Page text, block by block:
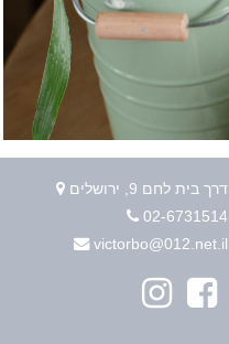
דרך בית לחם 9, ירושלים
02-6731514
victorbo@012.net.il